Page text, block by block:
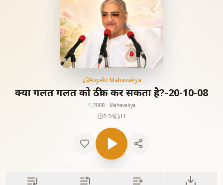
Avyakt Mahavakya
क्या गलत गलत को ठीक कर सकता है?-20-10-08
2008 - Mahavakya
5:34
11